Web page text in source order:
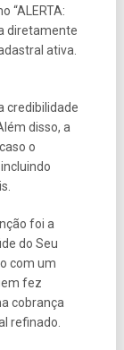
“ALERTA:
diretamente
ativa.
credibilidade
disso, a
o
foi a
do Seu
com um
fez
cobrança
refinado.